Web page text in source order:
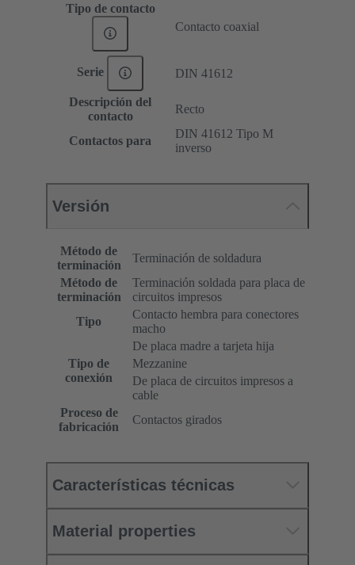
Tipo de contacto
Contacto coaxial
Serie DIN 41612
Descripción del
contacto
Recto
Contactos para
DIN 41612 Tipo M
inverso
Versión
Método de
terminación
Terminación de soldadura
Método de
terminación
Terminación soldada para placa de
circuitos impresos
Tipo
Contacto hembra para conectores
macho
Tipo de
conexión
De placa madre a tarjeta hija
Mezzanine
De placa de circuitos impresos a
cable
Proceso de
fabricación
Contactos girados
Características técnicas
Material properties